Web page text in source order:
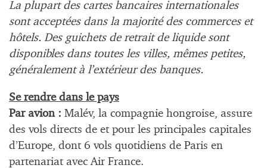
La plupart des cartes bancaires internationales
sont acceptées dans la majorité des commerces et
hôtels. Des guichets de retrait de liquide sont
disponibles dans toutes les villes, mêmes petites,
généralement à l’extérieur des banques.
Se rendre dans le pays
Par avion : Malév, la compagnie hongroise, assure
des vols directs de et pour les principales capitales
d’Europe, dont 6 vols quotidiens de Paris en
partenariat avec Air France.